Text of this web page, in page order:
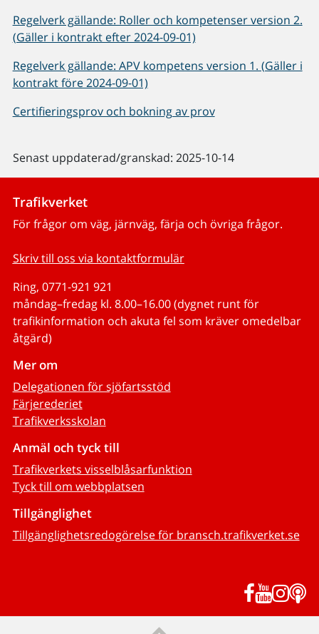
Regelverk gällande: Roller och kompetenser version 2.
(Gäller i kontrakt efter 2024-09-01)
Regelverk gällande: APV kompetens version 1. (Gäller i
kontrakt före 2024-09-01)
Certifieringsprov och bokning av prov
Senast uppdaterad/granskad: 2025-10-14
Trafikverket
För frågor om väg, järnväg, färja och övriga frågor.
Skriv till oss via kontaktformulär
Ring, 0771-921 921
måndag–fredag kl. 8.00–16.00 (dygnet runt för
trafikinformation och akuta fel som kräver omedelbar
åtgärd)
Mer om
Delegationen för sjöfartsstöd
Färjerederiet
Trafikverksskolan
Anmäl och tyck till
Trafikverkets visselblåsarfunktion
Tyck till om webbplatsen
Tillgänglighet
Tillgänglighetsredogörelse för bransch.trafikverket.se
Facebook
YouTube